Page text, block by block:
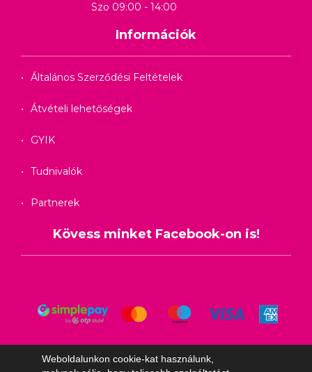
Szo 09:00 - 14:00
Információk
Általános Szerződési Feltételek
Átvételi lehetőségek
GYIK
Tudnivalók
Partnerek
Kövess minket Facebook-on is!
Weboldalunkon cookie-kat használunk,